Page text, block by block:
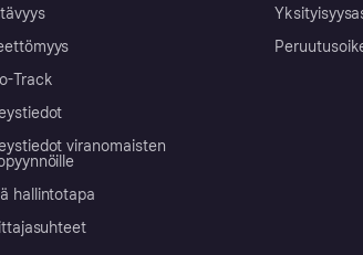
Track
viranomaisten
hallintotapa